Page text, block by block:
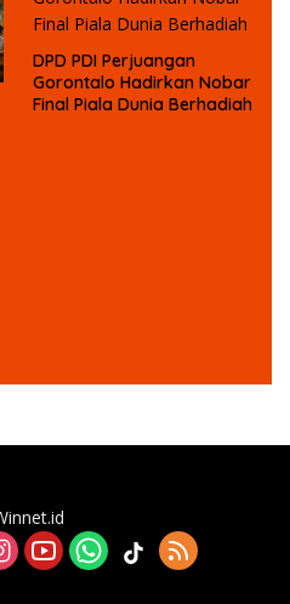
DPD PDI Perjuangan
Gorontalo Hadirkan Nobar
Final Piala Dunia Berhadiah